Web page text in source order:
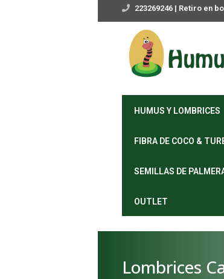
223269246 | Retiro en
HUMUS Y LOMBRICES
FIBRA DE COCO &
SEMILLAS DE
OUTLET
Lombrices